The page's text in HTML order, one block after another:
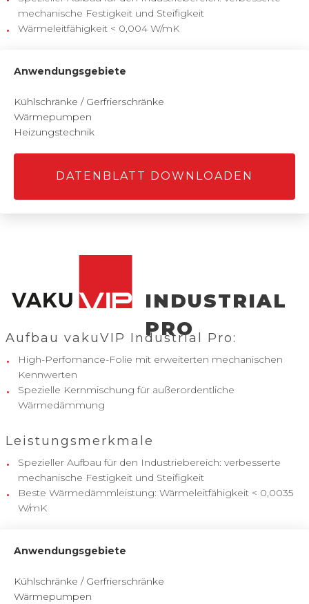
mechanische Festigkeit und Steifigkeit
Wärmeleitfähigkeit < 0,004 W/mK
Anwendungsgebiete
Kühlschränke / Gerfrierschränke
Wärmepumpen
Heizungstechnik
DATENBLATT DOWNLOADEN
INDUSTRIAL
PRO
Aufbau vakuVIP Industrial Pro:
High-Perfomance-Folie mit erweiterten mechanischen
Kennwerten
Spezielle Kernmischung für außerordentliche
Wärmedämmung
Leistungsmerkmale
Spezieller Aufbau für den Industriebereich: verbesserte
mechanische Festigkeit und Steifigkeit
Beste Wärmedämmleistung: Wärmeleitfähigkeit < 0,0035
W/mK
Anwendungsgebiete
Kühlschränke / Gerfrierschränke
Wärmepumpen